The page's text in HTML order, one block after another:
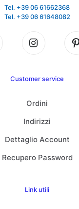
Tel. +39 06 61662368
Tel. +39 06 61648082
Customer service
Ordini
Indirizzi
Dettaglio Account
Recupero Password
Link utili